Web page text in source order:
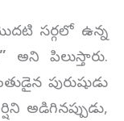
సర్గలో ఉన్న
అని పిలుస్తారు.
పురుషుడు
అడిగినప్పుడు,